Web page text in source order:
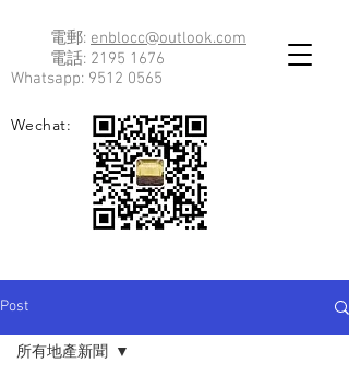
電郵: enblocc@outlook.com
電話: 2195 1676
Whatsapp: 9512 0565
Wechat:
Post
所有地產新聞